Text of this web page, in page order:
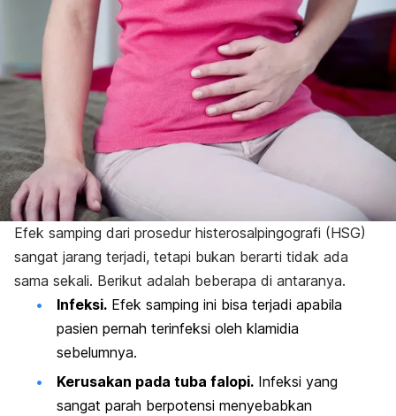
Efek samping dari prosedur histerosalpingografi (HSG)
sangat jarang terjadi, tetapi bukan berarti tidak ada
sama sekali. Berikut adalah beberapa di antaranya.
Infeksi. Efek samping ini bisa terjadi apabila
pasien pernah terinfeksi oleh klamidia
sebelumnya.
Kerusakan pada tuba falopi. Infeksi yang
sangat parah berpotensi menyebabkan